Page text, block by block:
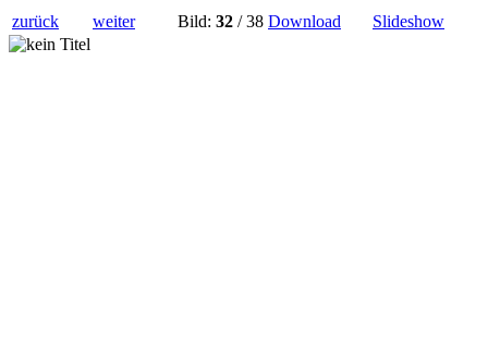
zurück weiter Bild: 32 / 38 Download Slideshow